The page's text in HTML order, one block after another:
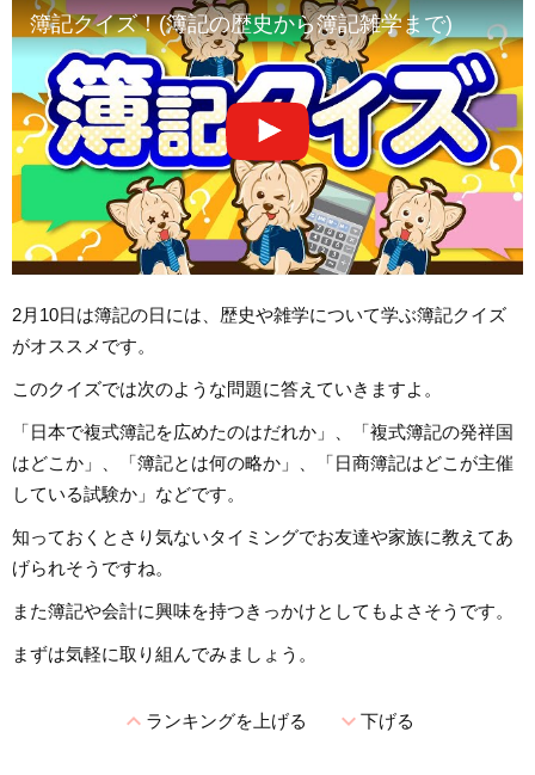
簿記クイズ！(簿記の歴史から簿記雑学まで)
2月10日は簿記の日には、歴史や雑学について学ぶ簿記クイズ
がオススメです。
このクイズでは次のような問題に答えていきますよ。
「日本で複式簿記を広めたのはだれか」、「複式簿記の発祥国
はどこか」、「簿記とは何の略か」、「日商簿記はどこが主催
している試験か」などです。
知っておくとさり気ないタイミングでお友達や家族に教えてあ
げられそうですね。
また簿記や会計に興味を持つきっかけとしてもよさそうです。
まずは気軽に取り組んでみましょう。
expand_lessランキングを上げる expand_more下げる